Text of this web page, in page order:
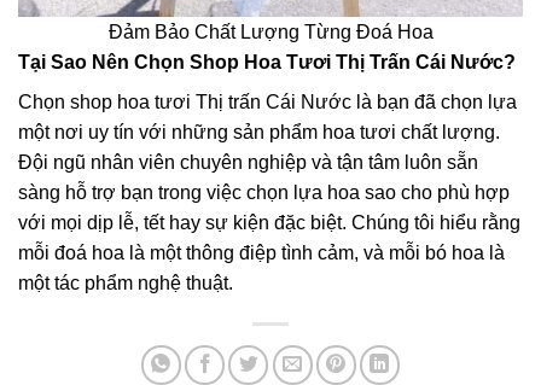
Đảm Bảo Chất Lượng Từng Đoá Hoa
Tại Sao Nên Chọn Shop Hoa Tươi Thị Trấn Cái Nước?
Chọn shop hoa tươi Thị trấn Cái Nước là bạn đã chọn lựa
một nơi uy tín với những sản phẩm hoa tươi chất lượng.
Đội ngũ nhân viên chuyên nghiệp và tận tâm luôn sẵn
sàng hỗ trợ bạn trong việc chọn lựa hoa sao cho phù hợp
với mọi dịp lễ, tết hay sự kiện đặc biệt. Chúng tôi hiểu rằng
mỗi đoá hoa là một thông điệp tình cảm, và mỗi bó hoa là
một tác phẩm nghệ thuật.